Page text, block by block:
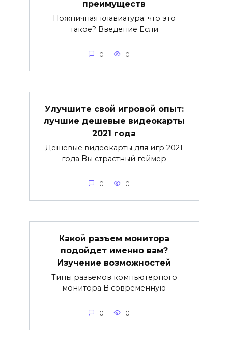
преимуществ
Ножничная клавиатура: что это
такое? Введение Если
0 0
Улучшите свой игровой опыт:
лучшие дешевые видеокарты
2021 года
Дешевые видеокарты для игр 2021
года Вы страстный геймер
0 0
Какой разъем монитора
подойдет именно вам?
Изучение возможностей
Типы разъемов компьютерного
монитора В современную
0 0